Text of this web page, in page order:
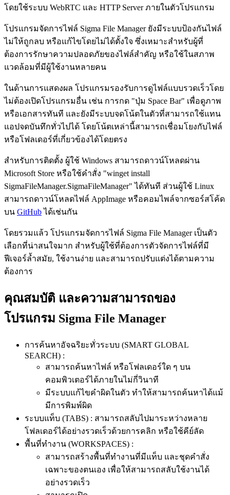
โดยใช้ระบบ WebRTC และ HTTP Server ภายในตัวโปรแกรม
โปรแกรมจัดการไฟล์ Sigma File Manager ยังมีระบบป้องกันไฟล์
ไม่ให้ถูกลบ หรือแก้ไขโดยไม่ได้ตั้งใจ ซึ่งเหมาะสำหรับผู้ที่
ต้องการรักษาความปลอดภัยของไฟล์สำคัญ หรือใช้ในสภาพ
แวดล้อมที่มีผู้ใช้งานหลายคน
ในด้านการแสดงผล โปรแกรมรองรับการดูไฟล์แบบรวดเร็วโดย
ไม่ต้องเปิดโปรแกรมอื่น เช่น การกด "ปุ่ม Space Bar" เพื่อดูภาพ
หรือเอกสารทันที และยังมีระบบจดโน้ตในตัวที่สามารถใช้แทน
แอปจดบันทึกทั่วไปได้ โดยโน้ตเหล่านี้สามารถเชื่อมโยงกับไฟล์
หรือโฟลเดอร์ที่เกี่ยวข้องได้โดยตรง
สำหรับการติดตั้ง ผู้ใช้ Windows สามารถดาวน์โหลดผ่าน
Microsoft Store หรือใช้คำสั่ง "winget install
SigmaFileManager.SigmaFileManager" ได้ทันที ส่วนผู้ใช้ Linux
สามารถดาวน์โหลดไฟล์ AppImage หรือคอมไพล์จากซอร์สโค้ด
บน GitHubได้เช่นกัน
โดยรวมแล้ว โปรแกรมจัดการไฟล์ Sigma File Manager เป็นตัว
เลือกที่น่าสนใจมาก สำหรับผู้ใช้ที่ต้องการตัวจัดการไฟล์ที่มี
ฟีเจอร์ล้ำสมัย, ใช้งานง่าย และสามารถปรับแต่งได้ตามความ
ต้องการ
คุณสมบัติ และความสามารถของ
โปรแกรม Sigma File Manager
การค้นหาอัจฉริยะทั่วระบบ (SMART GLOBAL
SEARCH) :
สามารถค้นหาไฟล์ หรือโฟลเดอร์ใด ๆ บน
คอมพิวเตอร์ได้ภายในไม่กี่วินาที
มีระบบแก้ไขคำผิดในตัว ทำให้สามารถค้นหาได้แม้
มีการพิมพ์ผิด
ระบบแท็บ (TABS) : สามารถสลับไปมาระหว่างหลาย
โฟลเดอร์ได้อย่างรวดเร็วด้วยการคลิก หรือใช้คีย์ลัด
พื้นที่ทำงาน (WORKSPACES) :
สามารถสร้างพื้นที่ทำงานที่มีแท็บ และชุดคำสั่ง
เฉพาะของตนเอง เพื่อให้สามารถสลับใช้งานได้
อย่างรวดเร็ว